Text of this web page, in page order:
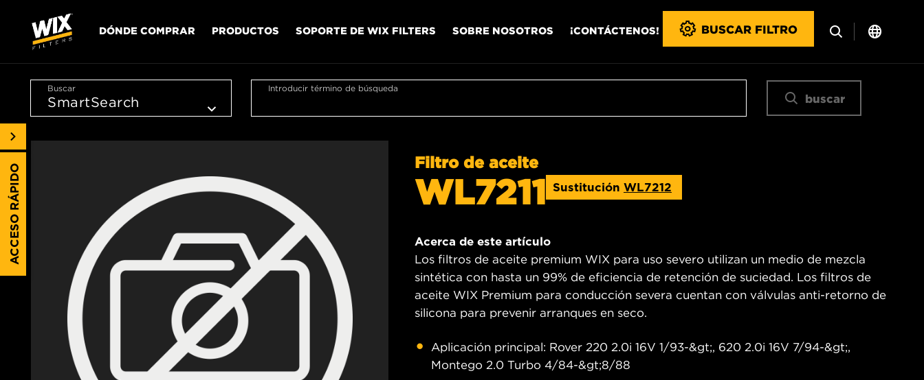
DÓNDE COMPRAR PRODUCTOS SOPORTE DE WIX FILTERS SOBRE NOSOTROS ¡CONTÁCTENOS! BUSCAR FILTRO
Buscar Introducir término de búsqueda
buscar
Filtro de aceite
WL7211 Sustitución WL7212
Acerca de este artículo
Los filtros de aceite premium WIX para uso severo utilizan un medio de mezcla
sintética con hasta un 99% de eficiencia de retención de suciedad. Los filtros de
aceite WIX Premium para conducción severa cuentan con válvulas anti-retorno de
silicona para prevenir arranques en seco.
Aplicación principal: Rover 220 2.0i 16V 1/93-&gt;, 620 2.0i 16V 7/94-&gt;,
Montego 2.0 Turbo 4/84-&gt;8/88
ACCESO RÁPIDO